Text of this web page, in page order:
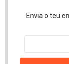
Envia o teu
Endereço
email